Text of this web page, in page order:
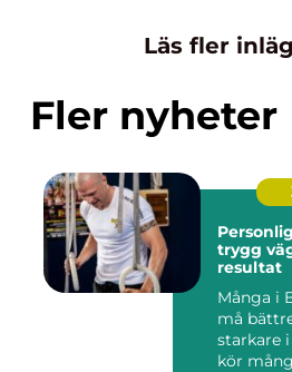
Läs fler
Fler nyheter
trygg
resultat
Många i
må
starkare
kör